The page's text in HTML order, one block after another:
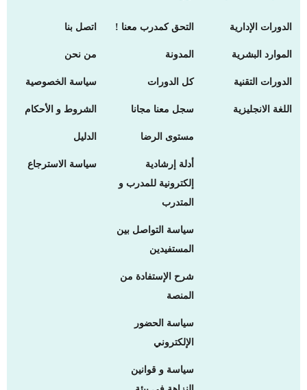
الدورات الإدارية
الموارد البشرية
الدورات التقنية
اللغة الانجليزية
التحق كمدرب معنا !
المدونة
كل الدورات
سجل معنا مجانا
مستوى الرضا
أدلة إرشادية
إلكترونية للمدرب و
المتدرب
سياسة التواصل بين
المستفيدين
شرح الإستفادة من
المنصة
سياسة الحضور
الإلكتروني
سياسة و قوانين
اتصل بنا
من نحن
سياسة الخصوصية
الشروط و الأحكام
الدليل
سياسة الاسترجاع